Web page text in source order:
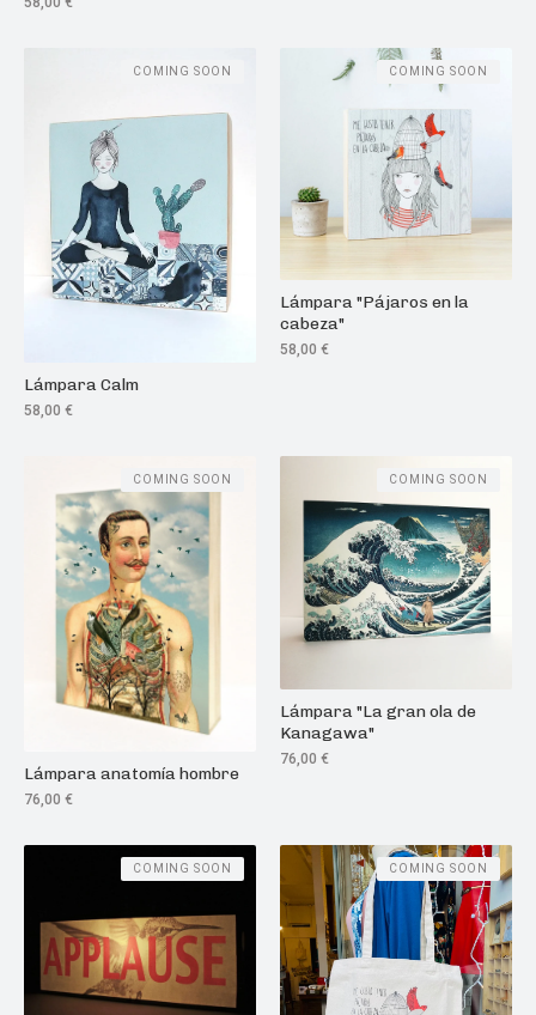
Lámpara Calm
58,00 €
COMING SOON
Lámpara "Pájaros en la
cabeza"
58,00 €
COMING SOON
Lámpara anatomía hombre
76,00 €
COMING SOON
Lámpara "La gran ola de
Kanagawa"
76,00 €
COMING SOON
COMING SOON COMING SOON